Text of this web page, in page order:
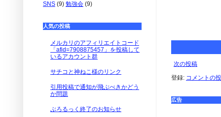
次の投稿
登録: コメントの
広告
SNS (9) 勉強会 (9)
人気の投稿
メルカリのアフィリエイトコード
「afid=7908875457」を投稿して
いるアカウント群
サチコと神ねこ様のリンク
引用投稿で通知が飛ぶべきかどう
か問題
ぶろるっく終了のお知らせ